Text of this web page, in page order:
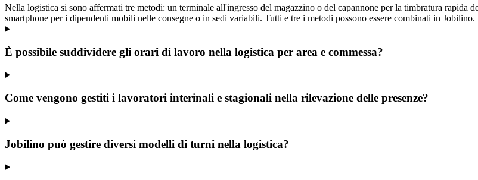
Nella logistica si sono affermati tre metodi: un terminale all'ingresso del magazzino o del capannone per la timbratura rapida
smartphone per i dipendenti mobili nelle consegne o in sedi variabili. Tutti e tre i metodi possono essere combinati in Jobilino.
È possibile suddividere gli orari di lavoro nella logistica per area e commessa?
Come vengono gestiti i lavoratori interinali e stagionali nella rilevazione delle presenze?
Jobilino può gestire diversi modelli di turni nella logistica?